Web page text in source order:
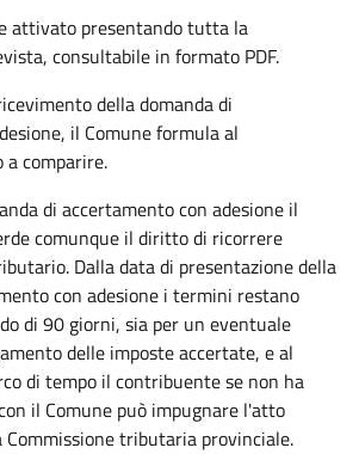
attivato presentando tutta la
consultabile in formato PDF.
della domanda di
il Comune formula al
comparire.
di accertamento con adesione il
comunque il diritto di ricorrere
Dalla data di presentazione della
con adesione i termini restano
di 90 giorni, sia per un eventuale
delle imposte accertate, e al
di tempo il contribuente se non ha
il Comune può impugnare l'atto
tributaria provinciale.